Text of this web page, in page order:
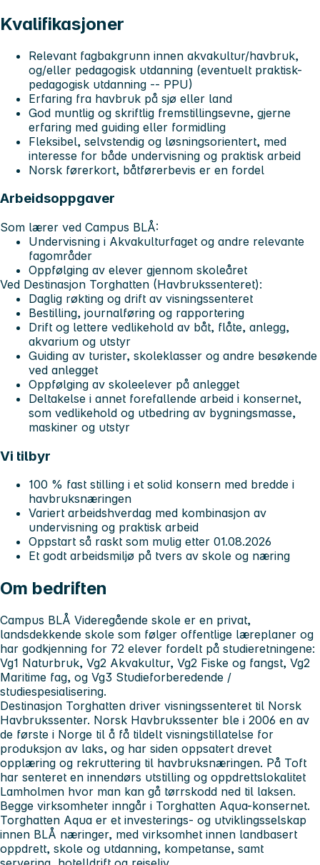
Kvalifikasjoner
Relevant fagbakgrunn innen akvakultur/havbruk,
og/eller pedagogisk utdanning (eventuelt praktisk-
pedagogisk utdanning -- PPU)
Erfaring fra havbruk på sjø eller land
God muntlig og skriftlig fremstillingsevne, gjerne
erfaring med guiding eller formidling
Fleksibel, selvstendig og løsningsorientert, med
interesse for både undervisning og praktisk arbeid
Norsk førerkort, båtførerbevis er en fordel
Arbeidsoppgaver
Som lærer ved Campus BLÅ:
Undervisning i Akvakulturfaget og andre relevante
fagområder
Oppfølging av elever gjennom skoleåret
Ved Destinasjon Torghatten (Havbrukssenteret):
Daglig røkting og drift av visningssenteret
Bestilling, journalføring og rapportering
Drift og lettere vedlikehold av båt, flåte, anlegg,
akvarium og utstyr
Guiding av turister, skoleklasser og andre besøkende
ved anlegget
Oppfølging av skoleelever på anlegget
Deltakelse i annet forefallende arbeid i konsernet,
som vedlikehold og utbedring av bygningsmasse,
maskiner og utstyr
Vi tilbyr
100 % fast stilling i et solid konsern med bredde i
havbruksnæringen
Variert arbeidshverdag med kombinasjon av
undervisning og praktisk arbeid
Oppstart så raskt som mulig etter 01.08.2026
Et godt arbeidsmiljø på tvers av skole og næring
Om bedriften
Campus BLÅ Videregående skole er en privat,
landsdekkende skole som følger offentlige læreplaner og
har godkjenning for 72 elever fordelt på studieretningene:
Vg1 Naturbruk, Vg2 Akvakultur, Vg2 Fiske og fangst, Vg2
Maritime fag, og Vg3 Studieforberedende /
studiespesialisering.
Destinasjon Torghatten driver visningssenteret til Norsk
Havbrukssenter. Norsk Havbrukssenter ble i 2006 en av
de første i Norge til å få tildelt visningstillatelse for
produksjon av laks, og har siden oppsatert drevet
opplæring og rekruttering til havbruksnæringen. På Toft
har senteret en innendørs utstilling og oppdrettslokalitet
Lamholmen hvor man kan gå tørrskodd ned til laksen.
Begge virksomheter inngår i Torghatten Aqua-konsernet.
Torghatten Aqua er et investerings- og utviklingsselskap
innen BLÅ næringer, med virksomhet innen landbasert
oppdrett, skole og utdanning, kompetanse, samt